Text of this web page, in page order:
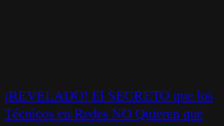
¡REVELADO! El SECRETO que los
Técnicos en Redes NO Quieren que